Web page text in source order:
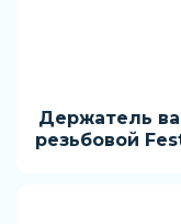
Держатель
резьбовой